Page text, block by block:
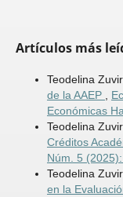
Artículos más
Teodelina
de la AAEP
Económicas
Teodelina
Créditos
Núm. 5
Teodelina
en la